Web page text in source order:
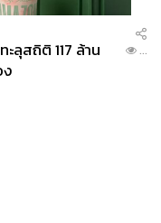
ลุสถิติ 117 ล้าน
...